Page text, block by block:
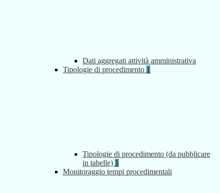
Dati aggregati attività amministrativa
Tipologie di procedimento 1
Tipologie di procedimento (da pubblicare
in tabelle) 1
Monitoraggio tempi procedimentali